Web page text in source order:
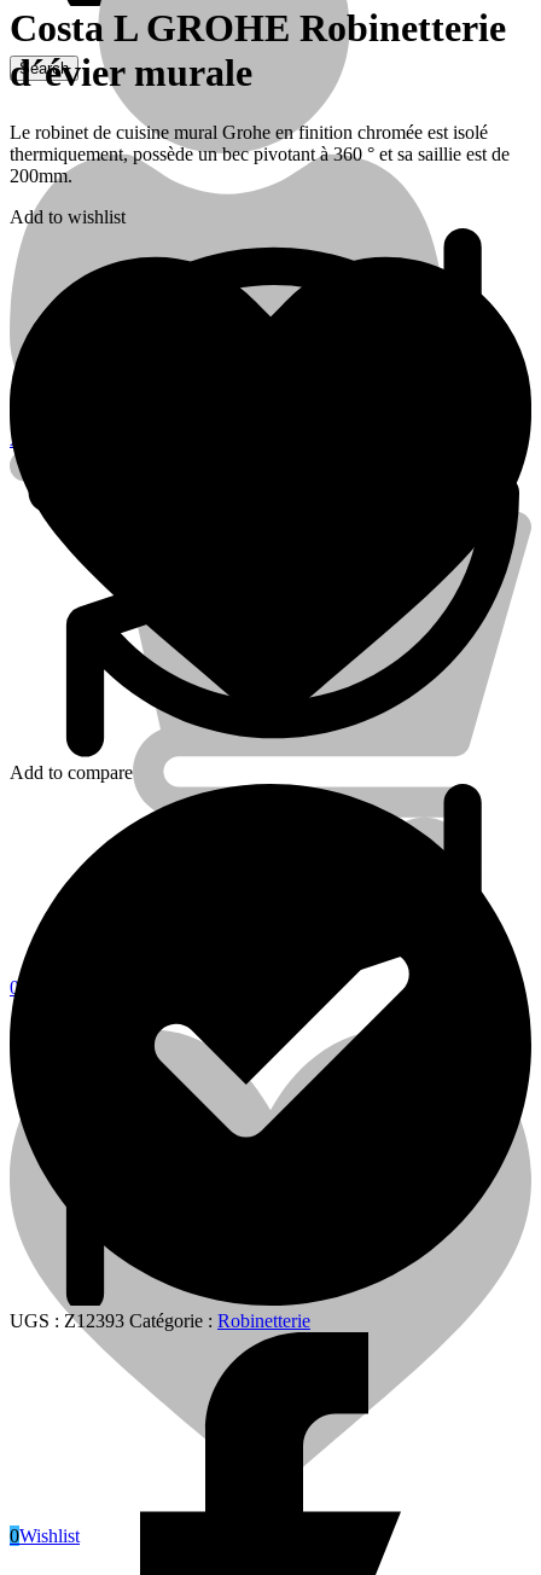
Contactez nous
Account
0
0Wishlist
Costa L GROHE Robinetterie
d´évier murale
Le robinet de cuisine mural Grohe en finition chromée est isolé
thermiquement, possède un bec pivotant à 360 ° et sa saillie est de
200mm.
Add to wishlist
Add to compare
UGS : Z12393 Catégorie : Robinetterie